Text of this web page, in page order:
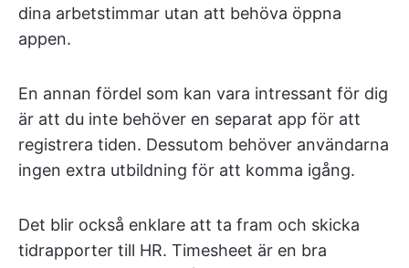
dina arbetstimmar utan att behöva öppna
appen.
En annan fördel som kan vara intressant för dig
är att du inte behöver en separat app för att
registrera tiden. Dessutom behöver användarna
ingen extra utbildning för att komma igång.
Det blir också enklare att ta fram och skicka
tidrapporter till HR. Timesheet är en bra